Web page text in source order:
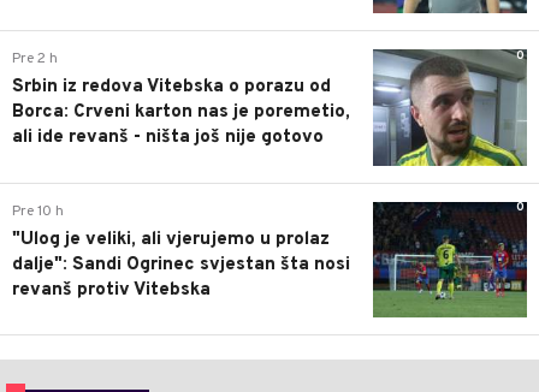
0
Pre 2 h
Srbin iz redova Vitebska o porazu od
Borca: Crveni karton nas je poremetio,
ali ide revanš - ništa još nije gotovo
0
Pre 10 h
"Ulog je veliki, ali vjerujemo u prolaz
dalje": Sandi Ogrinec svjestan šta nosi
revanš protiv Vitebska